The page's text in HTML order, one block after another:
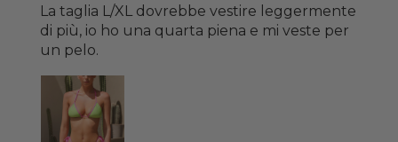
La taglia L/XL dovrebbe vestire leggermente
di più, io ho una quarta piena e mi veste per
un pelo.